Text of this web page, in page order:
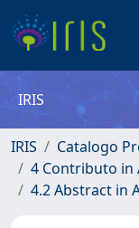
IRIS
IRIS
Catalogo
4 Contributo in
4.2 Abstract in